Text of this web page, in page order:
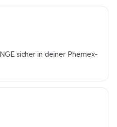
sicher in deiner Phemex-